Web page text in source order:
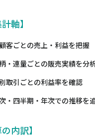
軸】
客ごとの売上・利益を把握
・連量ごとの販売実績を分
取引ごとの利益率を確認
・四半期・年次での推移を
内訳】